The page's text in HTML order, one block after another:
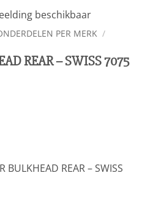
PER MERK /
REAR – SWISS 7075
BULKHEAD REAR – SWISS
- SWISS 7075 T6 - LEFT aantal